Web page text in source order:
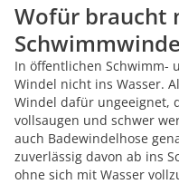
Wofür braucht
In öffentlichen Schwimm-
Windel nicht ins Wasser.
Windel dafür ungeeignet,
vollsaugen und schwer
auch Badewindelhose
zuverlässig davon ab ins
ohne sich mit Wasser